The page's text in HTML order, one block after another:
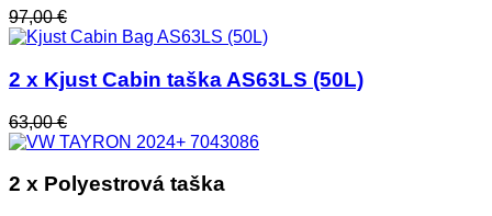
97,00€
2 x Kjust Cabin taška AS63LS (50L)
63,00€
2 x Polyestrová taška